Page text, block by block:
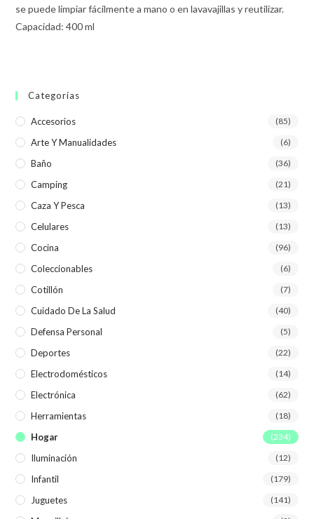
se puede limpiar fácilmente a mano o en lavavajillas y reutilizar.
Capacidad: 400 ml
Categorías
Accesorios (85)
Arte Y Manualidades (6)
Baño (36)
Camping (21)
Caza Y Pesca (13)
Celulares (13)
Cocina (96)
Coleccionables (6)
Cotillón (7)
Cuidado De La Salud (40)
Defensa Personal (5)
Deportes (22)
Electrodomésticos (14)
Electrónica (62)
Herramientas (18)
Hogar (234)
Iluminación (12)
Infantil (179)
Juguetes (141)